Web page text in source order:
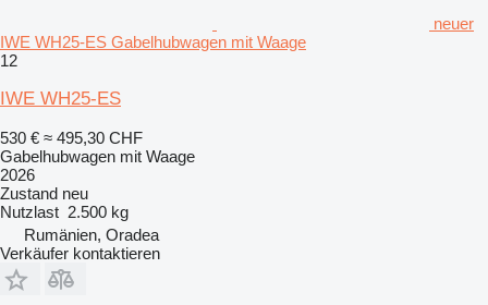
neuer
IWE WH25-ES Gabelhubwagen mit Waage
12
IWE WH25-ES
530 € ≈ 495,30 CHF
Gabelhubwagen mit Waage
2026
Zustand neu
Nutzlast 2.500 kg
Rumänien, Oradea
Verkäufer kontaktieren